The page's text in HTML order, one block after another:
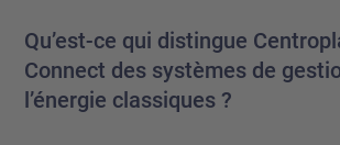
Qu’est-ce qui distingue
Connect des systèmes de
l’énergie classiques ?